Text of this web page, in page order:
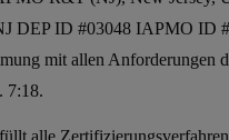
DEP ID #03048 IAPMO ID
mit allen Anforderungen
7:18.